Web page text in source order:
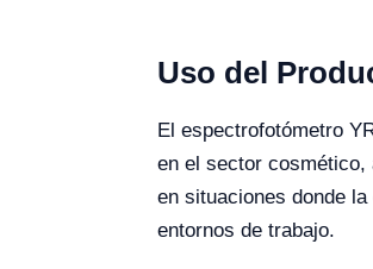
Uso del
El espectrofotómetro
en el sector cosmético,
en situaciones donde
entornos de trabajo.